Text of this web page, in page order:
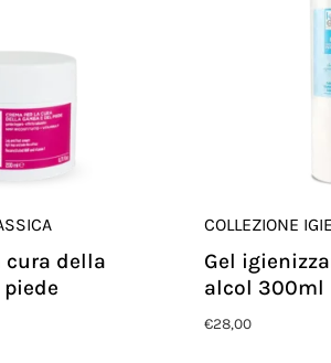
cura della
COLLEZIONE
Gel
alcol 300ml
€28,00